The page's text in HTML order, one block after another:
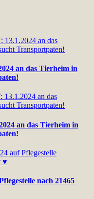
an das Tierheim in
an das Tierheim in
nach 21465